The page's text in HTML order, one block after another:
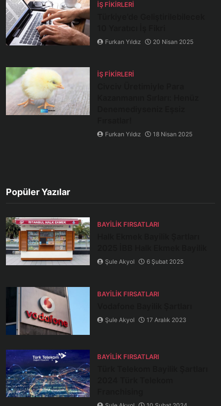
İŞ FIKIRLERI
Furkan Yıldız 20 Nisan 2025
İŞ FIKIRLERI
Furkan Yıldız 18 Nisan 2025
Popüler Yazılar
BAYILIK FIRSATLARI
Şule Akyol 6 Şubat 2025
BAYILIK FIRSATLARI
Şule Akyol 17 Aralık 2023
BAYILIK FIRSATLARI